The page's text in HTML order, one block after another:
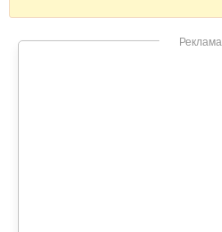
Реклама